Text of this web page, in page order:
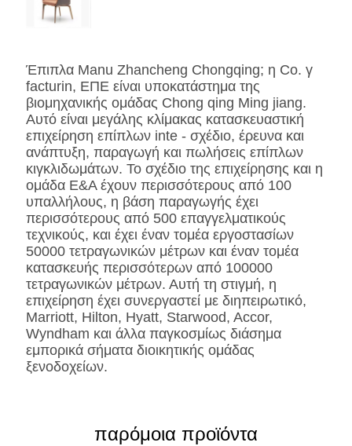
Hettich
Αφρός
Υψηλός αφρός
Densily.
Ύφασμα
Ύφασμα/δέρμα PU/
γνήσια πρότυπα ή
BS5852 Standardire
δέρματος/δέρματος
CA117 Microfiber
ανθεκτικό
SS
Ανοξείδωτο #201 #304
#316, που βουρτσίζεται
ή επιφάνεια
καθρεφτών.
Επεξεργασία
Fingerprintless
Μάρμαρο
Φυσική
κατασκευασμένη,
πελάτης-
Έπιπλα Manu Zhancheng Chongqing; η Co. γ
facturin, ΕΠΕ είναι υποκατάστημα της
βιομηχανικής ομάδας Chong qing Ming jiang.
Αυτό είναι μεγάλης κλίμακας κατασκευαστική
επιχείρηση επίπλων inte - σχέδιο, έρευνα και
ανάπτυξη, παραγωγή και πωλήσεις επίπλων
κιγκλιδωμάτων. Το σχέδιο της επιχείρησης και η
ομάδα Ε&Α έχουν περισσότερους από 100
υπαλλήλους, η βάση παραγωγής έχει
περισσότερους από 500 επαγγελματικούς
τεχνικούς, και έχει έναν τομέα εργοστασίων
50000 τετραγωνικών μέτρων και έναν τομέα
κατασκευής περισσότερων από 100000
τετραγωνικών μέτρων. Αυτή τη στιγμή, η
επιχείρηση έχει συνεργαστεί με διηπειρωτικό,
Marriott, Hilton, Hyatt, Starwood, Accor,
Wyndham και άλλα παγκοσμίως διάσημα
εμπορικά σήματα διοικητικής ομάδας
ξενοδοχείων.
παρόμοια προϊόντα